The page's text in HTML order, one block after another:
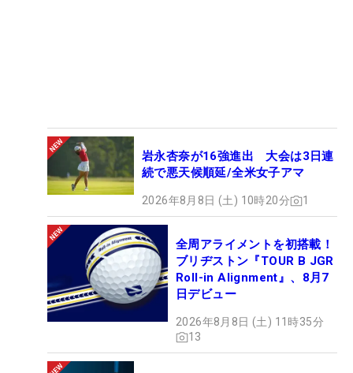
岩永杏奈が16強進出 大会は3日連
続で悪天候順延/全米女子アマ
2026年8月8日 (土) 10時20分 1
全周アライメントを初搭載！
ブリヂストン『TOUR B JGR
Roll-in Alignment』、8月7
日デビュー
2026年8月8日 (土) 11時35分
13